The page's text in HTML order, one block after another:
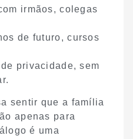
irmãos, colegas
de futuro, cursos
privacidade, sem
sentir que a família
apenas para
é uma